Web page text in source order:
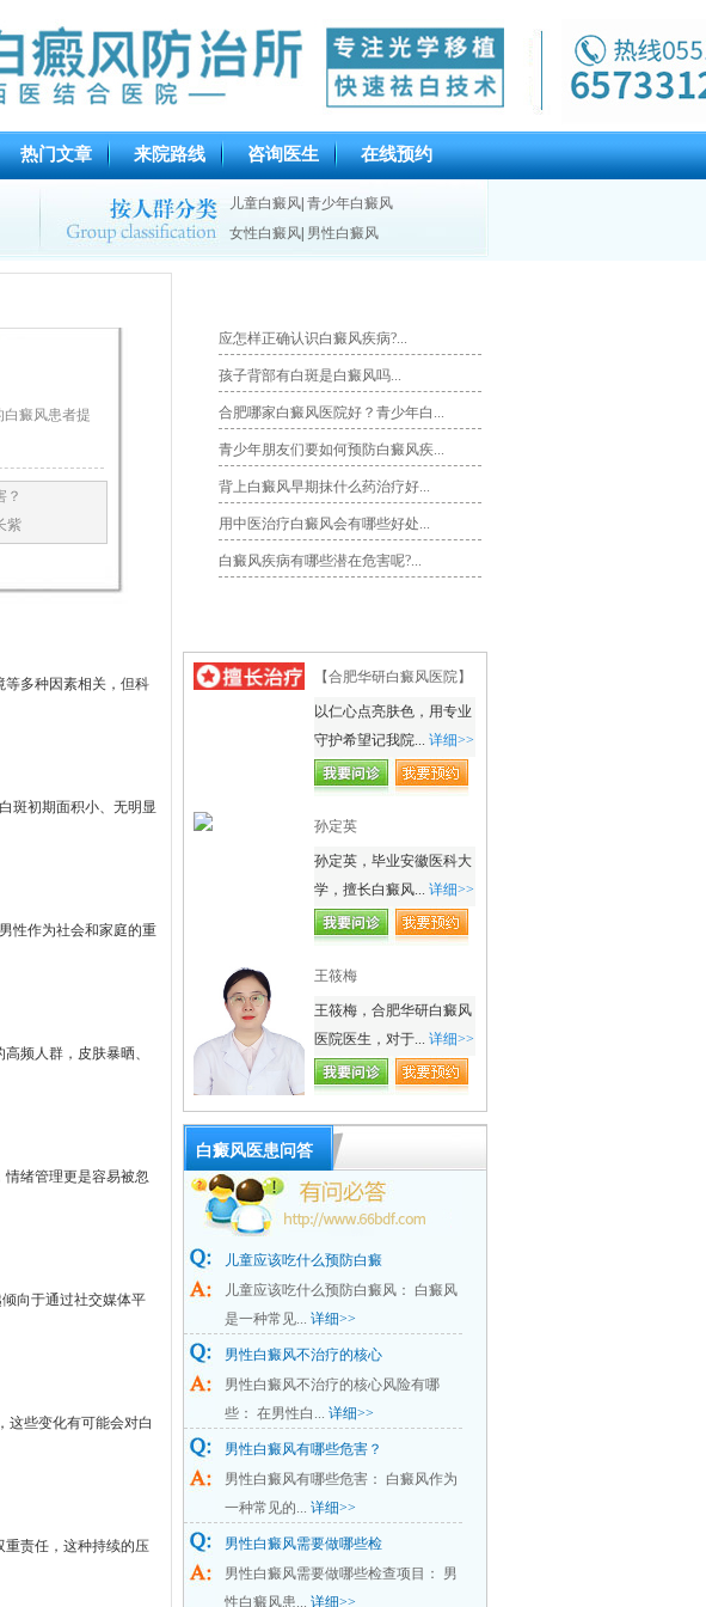
热门文章 来院路线 咨询医生 在线预约
儿童白癜风 青少年白癜风
女性白癜风 男性白癜风
癜风患者提
？
紫
等多种因素相关，但科
斑初期面积小、无明显
性作为社会和家庭的重
频人群，皮肤暴晒、
绪管理更是容易被忽
向于通过社交媒体平
这些变化有可能会对白
重责任，这种持续的压
应怎样正确认识白癜风疾病?...
孩子背部有白斑是白癜风吗...
合肥哪家白癜风医院好？青少年白...
青少年朋友们要如何预防白癜风疾...
背上白癜风早期抹什么药治疗好...
用中医治疗白癜风会有哪些好处...
白癜风疾病有哪些潜在危害呢?...
【合肥华研白癜风医院】
以仁心点亮肤色，用专业
守护希望记我院... 详细>>
孙定英
孙定英，毕业安徽医科大
学，擅长白癜风... 详细>>
王筱梅
王筱梅，合肥华研白癜风
医院医生，对于... 详细>>
白癜风医患问答
儿童应该吃什么预防白癜
儿童应该吃什么预防白癜风： 白癜风
是一种常见... 详细>>
男性白癜风不治疗的核心
男性白癜风不治疗的核心风险有哪
些： 在男性白... 详细>>
男性白癜风有哪些危害？
男性白癜风有哪些危害： 白癜风作为
一种常见的... 详细>>
男性白癜风需要做哪些检
男性白癜风需要做哪些检查项目： 男
性白癜风患... 详细>>